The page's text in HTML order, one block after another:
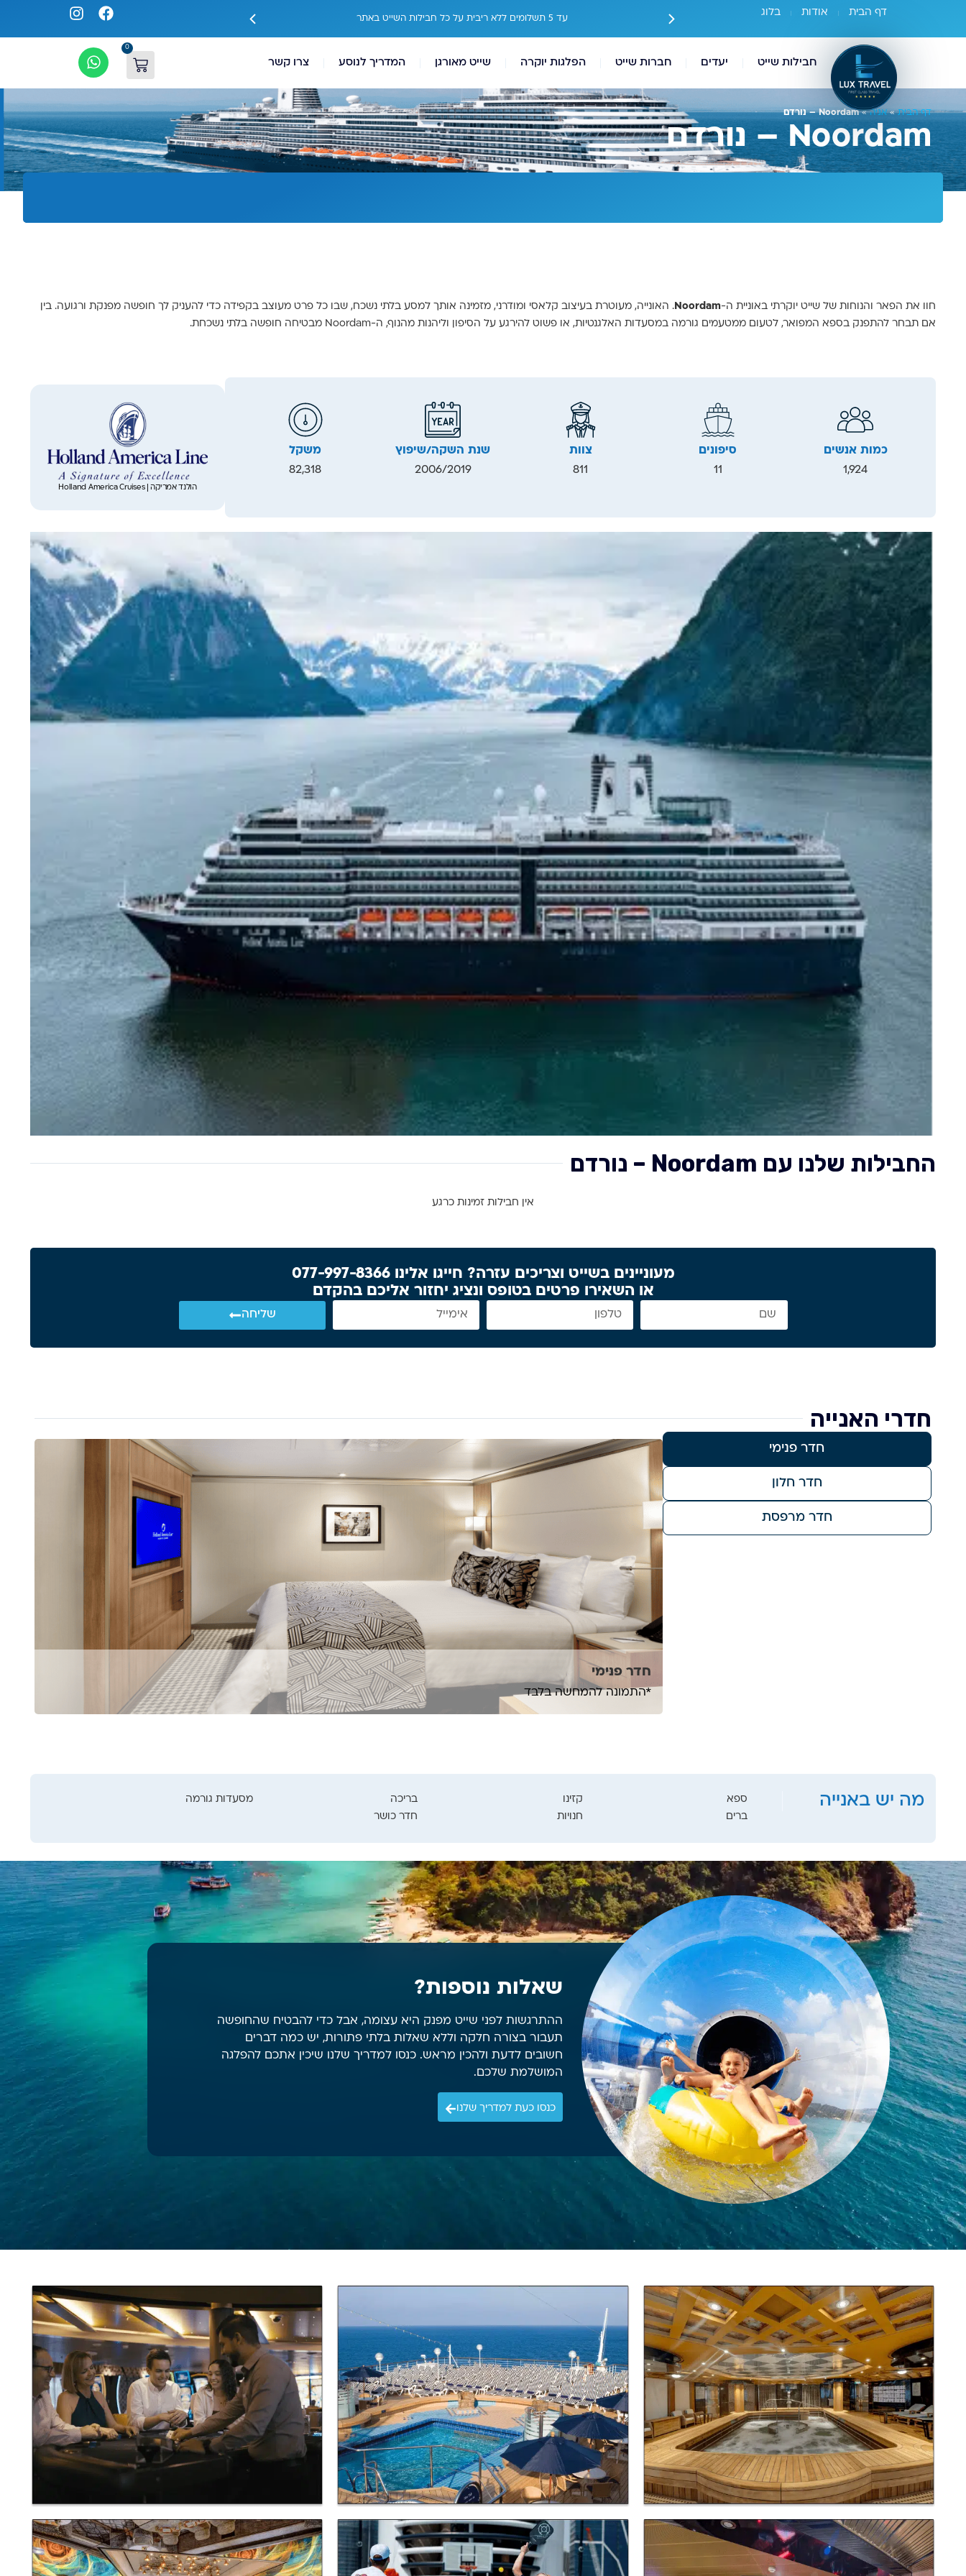
דף הבית אודות בלוג
זולים יותר מחברות השייט עצמן עד 5 תשלומים ללא ריבית על כל חבילות השייט באתר האנייה הגדולה באירופה legend בהנחות בלעדיות
חבילות שייט יעדים חברות שייט הפלגות יוקרה שייט מאורגן המדריך לנוסע צרו קשר
0
דף הבית»אניה»Noordam – נורדם
Noordam – נורדם
חוו את הפאר והנוחות של שייט יוקרתי באוניית ה-Noordam . האונייה, מעוטרת בעיצוב קלאסי ומודרני, מזמינה אותך למסע בלתי נשכח, שבו כל פרט מעוצב בקפידה כדי להעניק לך חופשה מפנקת ורגועה. בין
אם תבחר להתפנק בספא המפואר, לטעום ממטעמים גורמה במסעדות האלגנטיות, או פשוט להירגע על הסיפון וליהנות מהנוף, ה-Noordam מבטיחה חופשה בלתי נשכחת.
כמות אנשים
1,924
סיפונים
11
צוות
811
שנת השקה/שיפוץ
2006/2019
משקל
82,318
הולנד אמריקה | Holland America Cruises
החבילות שלנו עם Noordam – נורדם
אין חבילות זמינות כרגע
מעוניינים בשייט וצריכים עזרה? חייגו אלינו 077-997-8366
או השאירו פרטים בטופס ונציג יחזור אליכם בהקדם
שליחה
חדרי האנייה
חדר פנימי
חדר חלון
חדר מרפסת
חדר פנימי
*התמונה להמחשה בלבד
מה יש באנייה ספא קזינו בריכה
מסעדות גורמה
ברים
חנויות חדר כושר
שאלות נוספות?
ההתרגשות לפני שייט מפנק היא עצומה, אבל כדי להבטיח שהחופשה
תעבור בצורה חלקה וללא שאלות בלתי פתורות, יש כמה דברים
חשובים לדעת ולהכין מראש. כנסו למדריך שלנו שיכין אתכם להפלגה
המושלמת שלכם.
כנסו כעת למדריך שלנו